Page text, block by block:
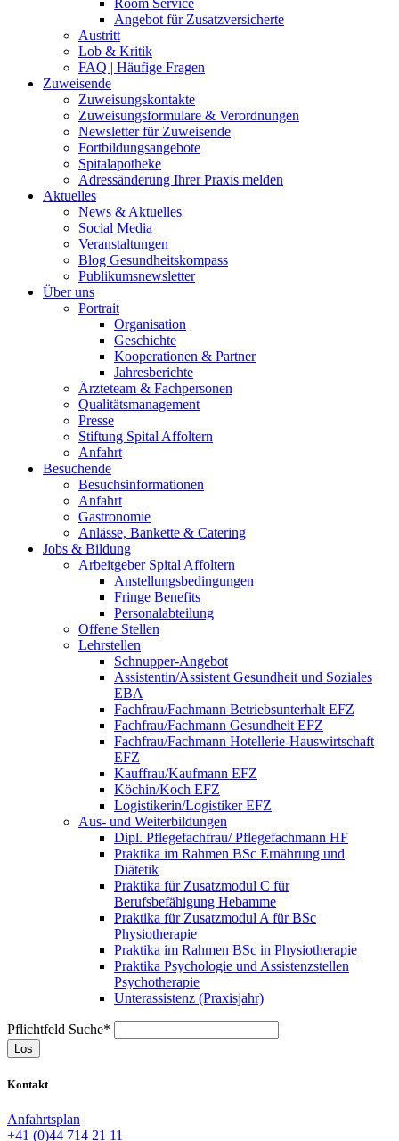
Angebot für Zusatzversicherte
Austritt
Lob & Kritik
FAQ | Häufige Fragen
Zuweisende
Zuweisungskontakte
Zuweisungsformulare & Verordnungen
Newsletter für Zuweisende
Fortbildungsangebote
Spitalapotheke
Adressänderung Ihrer Praxis melden
Aktuelles
News & Aktuelles
Social Media
Veranstaltungen
Blog Gesundheitskompass
Publikumsnewsletter
Über uns
Portrait
Organisation
Geschichte
Kooperationen & Partner
Jahresberichte
Ärzteteam & Fachpersonen
Qualitätsmanagement
Presse
Stiftung Spital Affoltern
Anfahrt
Besuchende
Besuchsinformationen
Anfahrt
Gastronomie
Anlässe, Bankette & Catering
Jobs & Bildung
Arbeitgeber Spital Affoltern
Anstellungsbedingungen
Fringe Benefits
Personalabteilung
Offene Stellen
Lehrstellen
Schnupper-Angebot
Assistentin/Assistent Gesundheit und Soziales
EBA
Fachfrau/Fachmann Betriebsunterhalt EFZ
Fachfrau/Fachmann Gesundheit EFZ
Fachfrau/Fachmann Hotellerie-Hauswirtschaft
EFZ
Kauffrau/Kaufmann EFZ
Köchin/Koch EFZ
Logistikerin/Logistiker EFZ
Aus- und Weiterbildungen
Dipl. Pflegefachfrau/ Pflegefachmann HF
Praktika im Rahmen BSc Ernährung und
Diätetik
Praktika für Zusatzmodul C für
Berufsbefähigung Hebamme
Praktika für Zusatzmodul A für BSc
Physiotherapie
Praktika im Rahmen BSc in Physiotherapie
Praktika Psychologie und Assistenzstellen
Psychotherapie
Unterassistenz (Praxisjahr)
Pflichtfeld Suche*
Los
Kontakt
Anfahrtsplan
+41 (0)44 714 21 11